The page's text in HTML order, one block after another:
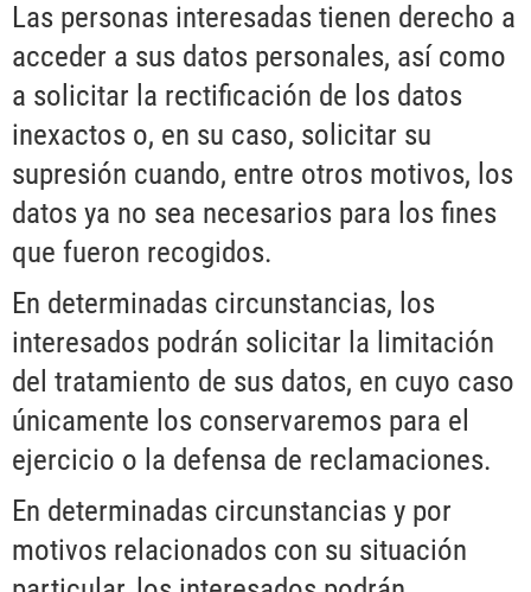
Las personas interesadas tienen derecho a
acceder a sus datos personales, así como
a solicitar la rectificación de los datos
inexactos o, en su caso, solicitar su
supresión cuando, entre otros motivos, los
datos ya no sea necesarios para los fines
que fueron recogidos.
En determinadas circunstancias, los
interesados podrán solicitar la limitación
del tratamiento de sus datos, en cuyo caso
únicamente los conservaremos para el
ejercicio o la defensa de reclamaciones.
En determinadas circunstancias y por
motivos relacionados con su situación